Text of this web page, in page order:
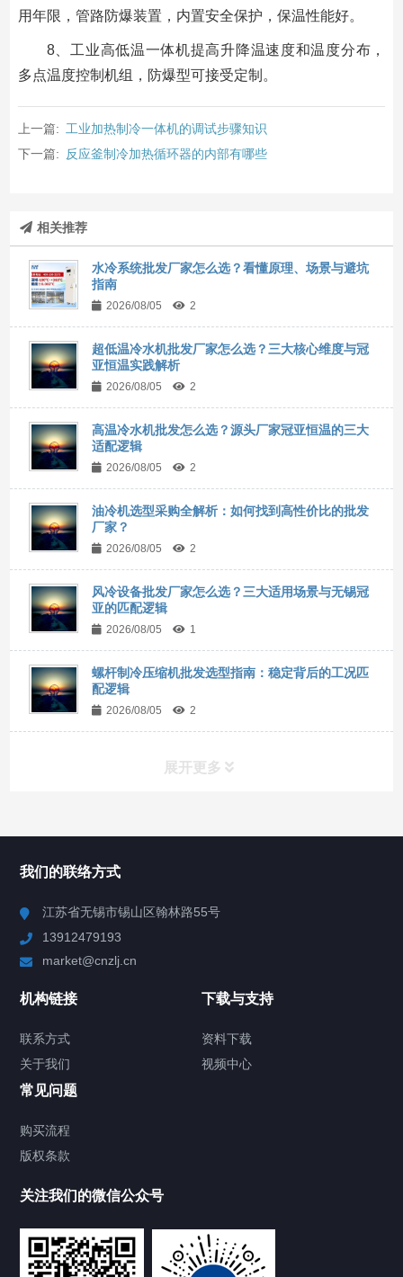
用年限，管路防爆装置，内置安全保护，保温性能好。
8、工业高低温一体机提高升降温速度和温度分布，
多点温度控制机组，防爆型可接受定制。
上一篇: 工业加热制冷一体机的调试步骤知识
下一篇:
反应釜制冷加热循环器的内部有哪些
相关推荐
水冷系统批发厂家怎么选？看懂原理、场景与避坑
指南
2026/08/05 2
超低温冷水机批发厂家怎么选？三大核心维度与冠
亚恒温实践解析
2026/08/05 2
高温冷水机批发怎么选？源头厂家冠亚恒温的三大
适配逻辑
2026/08/05 2
油冷机选型采购全解析：如何找到高性价比的批发
厂家？
2026/08/05 2
风冷设备批发厂家怎么选？三大适用场景与无锡冠
亚的匹配逻辑
2026/08/05 1
螺杆制冷压缩机批发选型指南：稳定背后的工况匹
配逻辑
2026/08/05 2
展开更多
Chiller高精度制冷循环器
TCU温度控制单元
Chiller气体控温系统
Chamber试验箱
我们的联络方式
江苏省无锡市锡山区翰林路55号
13912479193
market@cnzlj.cn
机构链接
联系方式
关于我们
下载与支持
资料下载
视频中心
常见问题
购买流程
版权条款
关注我们的微信公众号